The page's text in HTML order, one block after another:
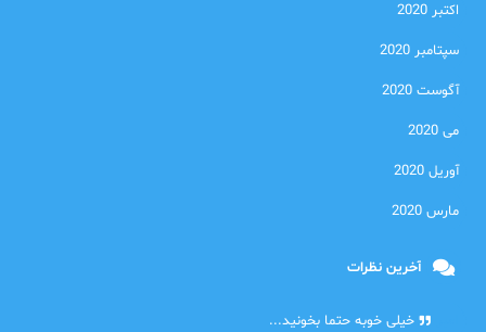
اکتبر 2020
سپتامبر 2020
آگوست 2020
می 2020
آوریل 2020
مارس 2020
آخرین نظرات
خیلی خوبه حتما بخونید...